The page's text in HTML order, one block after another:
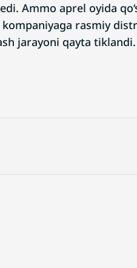
Ammo aprel oyida
kompaniyaga rasmiy
jarayoni qayta tiklandi.